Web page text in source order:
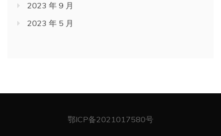
2023 年 9 月
2023 年 5 月
鄂ICP备2021017580号